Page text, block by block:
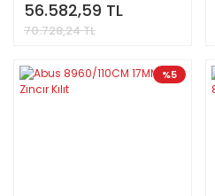
56.582,59 TL
70.728,24 TL
%5